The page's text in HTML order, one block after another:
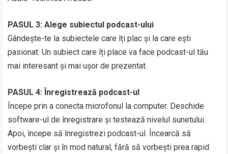
PASUL 3: Alege subiectul podcast-ului
Gândește-te la subiectele care îți plac și la care ești
pasionat. Un subiect care îți place va face podcast-ul tău
mai interesant și mai ușor de prezentat.
PASUL 4: Înregistrează podcast-ul
Începe prin a conecta microfonul la computer. Deschide
software-ul de înregistrare și testează nivelul sunetului.
Apoi, începe să înregistrezi podcast-ul. Încearcă să
vorbești clar și în mod natural, fără să vorbești prea rapid